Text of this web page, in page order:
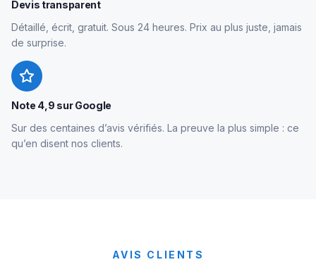
Devis transparent
Détaillé, écrit, gratuit. Sous 24 heures. Prix au plus juste, jamais
de surprise.
Note 4,9 sur Google
Sur des centaines d’avis vérifiés. La preuve la plus simple : ce
qu’en disent nos clients.
AVIS CLIENTS